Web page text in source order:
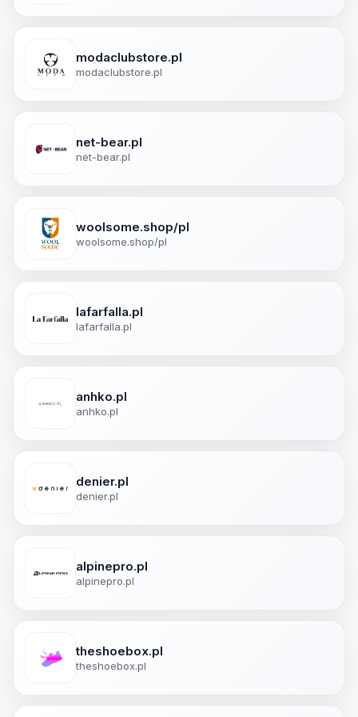
modaclubstore.pl
modaclubstore.pl
net-bear.pl
net-bear.pl
woolsome.shop/pl
woolsome.shop/pl
lafarfalla.pl
lafarfalla.pl
anhko.pl
anhko.pl
denier.pl
denier.pl
alpinepro.pl
alpinepro.pl
theshoebox.pl
theshoebox.pl